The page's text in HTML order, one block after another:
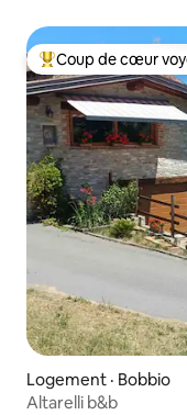
Coup de cœur
Coup de cœur
Logement · Bobbio
Altarelli b&b